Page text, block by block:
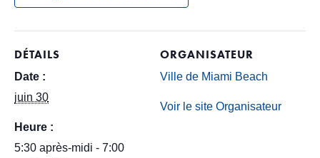
DÉTAILS
Date :
juin 30
Heure :
5:30 après-midi - 7:00
ORGANISATEUR
Ville de Miami Beach
Voir le site Organisateur